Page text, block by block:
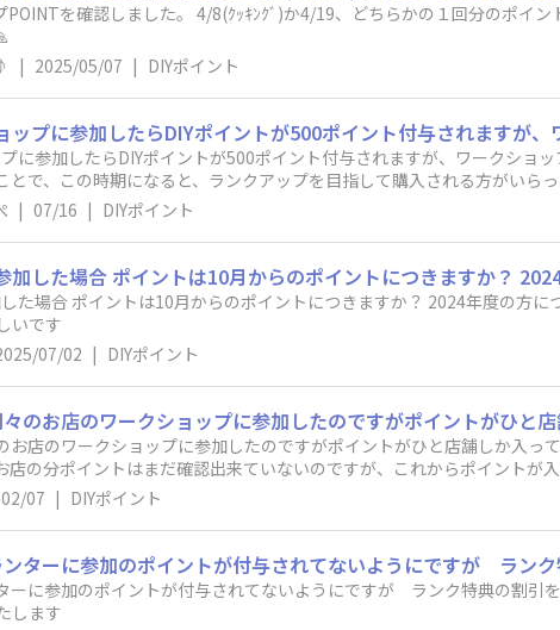
を確認しました。 4/8(ｸｯｷﾝｸﾞ)か4/19、どちらかの１回分のポイ
| 2025/05/07 | DIYポイント
に参加したらDIYポイントが500ポイント付与されますが、ワークショ
とで、この時期になると、ランクアップを目指して購入される方がいら
もいらっしゃるみたいです。squareは購入したものを共有しても良いこ
ないのかもしれませんが、ポイント稼ぎの様な気がしてなりません。
ョップ参加ポイントと完成品購入ポイントを違うものにするとかにす
しょうか。
| 07/16 | DIYポイント
た場合 ポイントは10月からのポイントにつきますか？ 2024年度の方に
いです
07/02 | DIYポイント
お店のワークショップに参加したのですがポイントがひと店舗しか入っ
店の分ポイントはまだ確認出来ていないのですが、これからポイントが
02/07 | DIYポイント
ーに参加のポイントが付与されてないようにですが ランク特典の割引
します